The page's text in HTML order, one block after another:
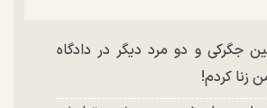
جگرکی و دو مرد دیگر در دادگاه
زنا کردم!